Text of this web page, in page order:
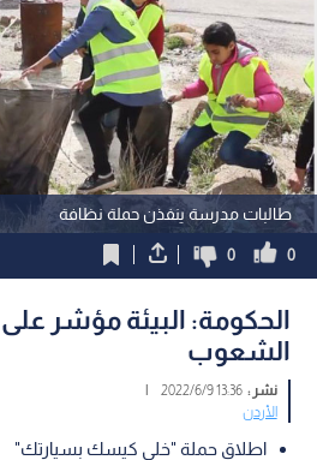
طالبات مدرسة ينفذن حملة نظافة
0
0
الحكومة: البيئة مؤشر
الشعوب
نشر :13:36 2022/6/9
|
الأردن
اطلاق حملة "خلي كيسك بسيارتك"